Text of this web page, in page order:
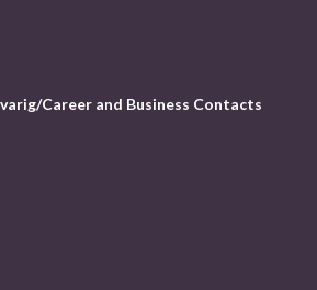
Career and Business Contacts